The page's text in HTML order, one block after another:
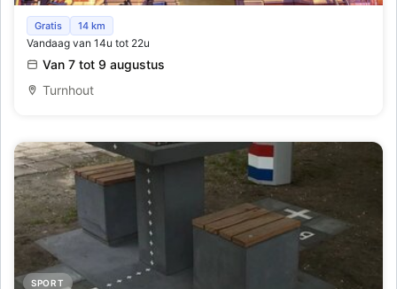
1ste grote Miniatuurkermis tentoonstelling
Gratis 14 km
Vandaag van 14u tot 22u
Van 7 tot 9 augustus
Turnhout
SPORT